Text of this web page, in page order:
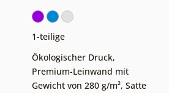
1-teilige
Ökologischer Druck,
Premium-Leinwand mit
Gewicht von 280 g/m², Satte